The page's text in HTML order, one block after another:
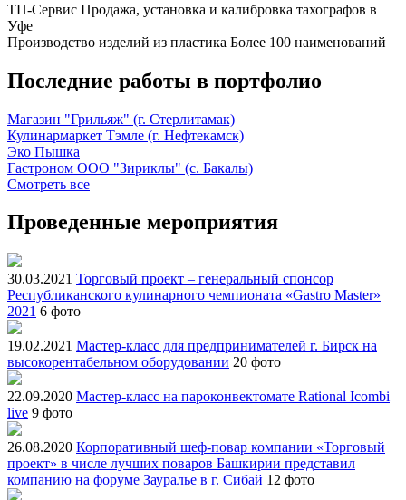
ТП-Сервис Продажа, установка и калибровка тахографов в
Уфе
Производство изделий из пластика Более 100 наименований
Последние работы в портфолио
Магазин "Грильяж" (г. Стерлитамак)
Кулинармаркет Тэмле (г. Нефтекамск)
Эко Пышка
Гастроном ООО "Зириклы" (с. Бакалы)
Смотреть все
Проведенные мероприятия
30.03.2021 Торговый проект – генеральный спонсор
Республиканского кулинарного чемпионата «Gastro Master»
2021 6 фото
19.02.2021 Мастер-класс для предпринимателей г. Бирск на
высокорентабельном оборудовании 20 фото
22.09.2020 Мастер-класс на пароконвектомате Rational Icombi
live 9 фото
26.08.2020 Корпоративный шеф-повар компании «Торговый
проект» в числе лучших поваров Башкирии представил
компанию на форуме Зауралье в г. Сибай 12 фото